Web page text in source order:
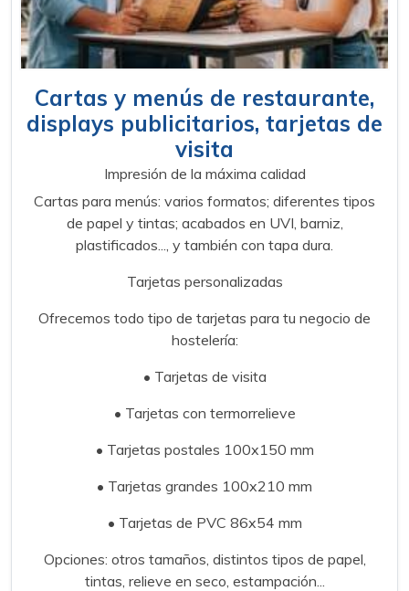
Cartas y menús de restaurante,
displays publicitarios, tarjetas de
visita
Impresión de la máxima calidad
Cartas para menús: varios formatos; diferentes tipos
de papel y tintas; acabados en UVI, barniz,
plastificados..., y también con tapa dura.
Tarjetas personalizadas
Ofrecemos todo tipo de tarjetas para tu negocio de
hostelería:
• Tarjetas de visita
• Tarjetas con termorrelieve
• Tarjetas postales 100x150 mm
• Tarjetas grandes 100x210 mm
• Tarjetas de PVC 86x54 mm
Opciones: otros tamaños, distintos tipos de papel,
tintas, relieve en seco, estampación...